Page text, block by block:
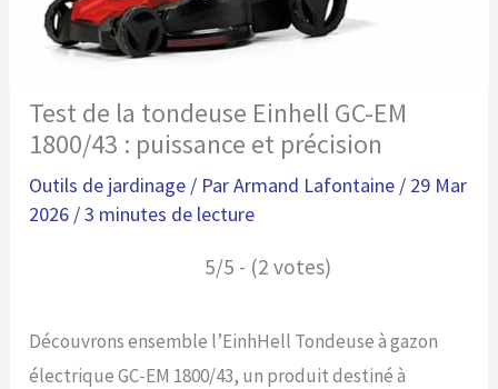
Test de la tondeuse Einhell GC-EM
1800/43 : puissance et précision
Outils de jardinage / ParArmand Lafontaine / 29 Mar
2026 /3 minutes de lecture
5/5 - (2 votes)
Découvrons ensemble l’EinhHell Tondeuse à gazon
électrique GC-EM 1800/43, un produit destiné à